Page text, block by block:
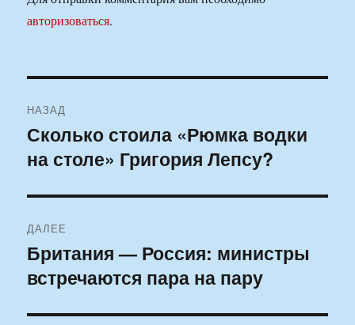
авторизоваться.
по
записям
НАЗАД
Предыдущая
запись:
Сколько стоила «Рюмка водки
на столе» Григория Лепсу?
ДАЛЕЕ
Следующая
запись:
Британия — Россия: министры
встречаются пара на пару